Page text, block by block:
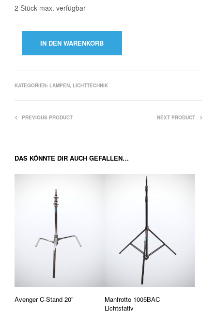
2 Stück max. verfügbar
IN DEN WARENKORB
KATEGORIEN: LAMPEN, LICHTTECHNIK
PREVIOUS PRODUCT NEXT PRODUCT
DAS KÖNNTE DIR AUCH GEFALLEN…
Avenger C-Stand 20″
Manfrotto 1005BAC
Lichtstativ